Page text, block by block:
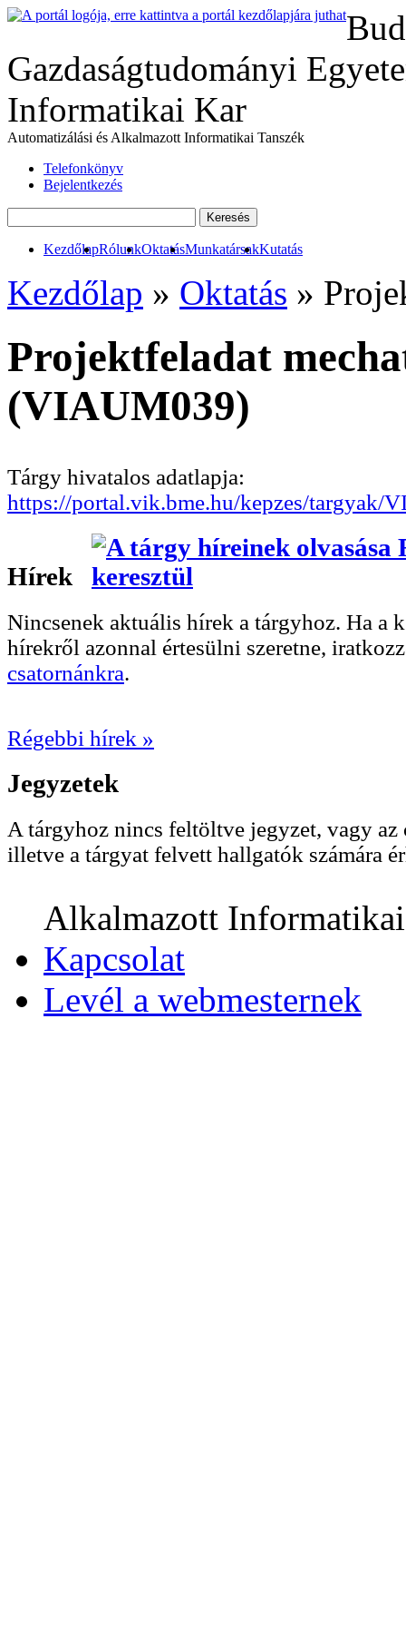
Gazdaságtudományi
Informatikai Kar
Automatizálási és Alkalmazott Informatikai Tanszék
Telefonkönyv
Bejelentkezés
KezdőlapRólunkOktatásMunkatársakKutatás
Kezdőlap » Oktatás »
Projektfeladat
(VIAUM039)
Tárgy hivatalos adatlapja:
https://portal.vik.bme.hu/kepzes/targyak/
Hírek
Nincsenek aktuális hírek a tárgyhoz. Ha a
hírekről azonnal értesülni szeretne,
csatornánkra.
Régebbi hírek »
Jegyzetek
A tárgyhoz nincs feltöltve jegyzet, vagy az
illetve a tárgyat felvett hallgatók számára
Alkalmazott Informatikai
Kapcsolat
Levél a webmesternek